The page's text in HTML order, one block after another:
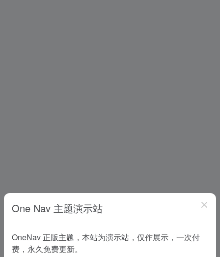
One Nav 主题演示站
OneNav 正版主题，本站为演示站，仅作展示，一次付
费，永久免费更新。